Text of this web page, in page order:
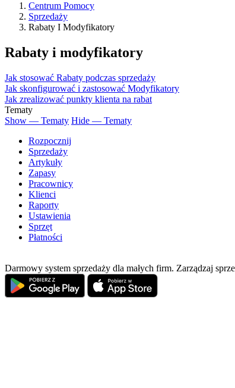
Centrum Pomocy
Sprzedaży
Rabaty I Modyfikatory
Rabaty i modyfikatory
Jak stosować Rabaty podczas sprzedaży
Jak skonfigurować i zastosować Modyfikatory
Jak zrealizować punkty klienta na rabat
Tematy
Show — Tematy Hide — Tematy
Rozpocznij
Sprzedaży
Artykuły
Zapasy
Pracownicy
Klienci
Raporty
Ustawienia
Sprzęt
Płatności
Darmowy system sprzedaży dla małych firm. Zarządzaj